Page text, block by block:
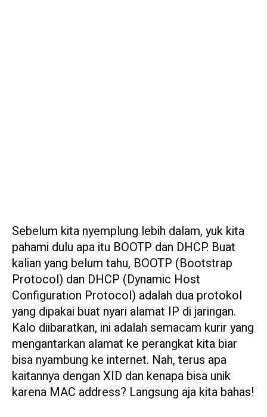
Sebelum kita nyemplung lebih dalam, yuk kita
pahami dulu apa itu BOOTP dan DHCP. Buat
kalian yang belum tahu, BOOTP (Bootstrap
Protocol) dan DHCP (Dynamic Host
Configuration Protocol) adalah dua protokol
yang dipakai buat nyari alamat IP di jaringan.
Kalo diibaratkan, ini adalah semacam kurir yang
mengantarkan alamat ke perangkat kita biar
bisa nyambung ke internet. Nah, terus apa
kaitannya dengan XID dan kenapa bisa unik
karena MAC address? Langsung aja kita bahas!